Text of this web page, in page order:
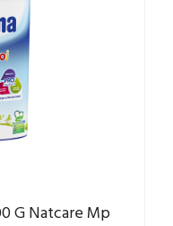
G Natcare Mp